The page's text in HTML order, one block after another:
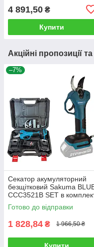
4 891,50 ₴
Купити
Акційні пропозиції
–7%
Секатор акумуляторний
безщітковий Sakuma
CCC3521B SET в
АКБ 21 В/2 Ач
Готово до відправки
1 828,84 ₴ 1 966,50 ₴